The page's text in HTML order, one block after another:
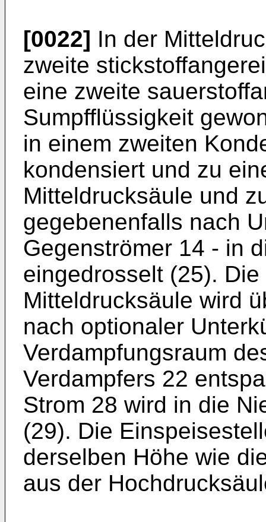
[0022] In der
zweite
eine zweite
Sumpfflüssigkeit
in einem zweiten
kondensiert und zu
Mitteldrucksäule und
gegebenenfalls nach
Gegenströmer 14 - in
eingedrosselt (25).
Mitteldrucksäule wird
nach optionaler
Verdampfungsraum
Verdampfers 22
Strom 28 wird in die
(29). Die
derselben Höhe wie
aus der